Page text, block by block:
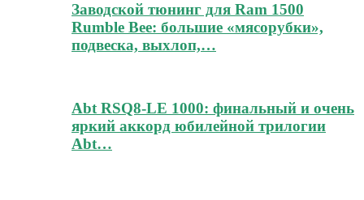
Заводской тюнинг для Ram 1500
Rumble Bee: большие «мясорубки»,
подвеска, выхлоп,…
Abt RSQ8-LE 1000: финальный и очень
яркий аккорд юбилейной трилогии
Abt…